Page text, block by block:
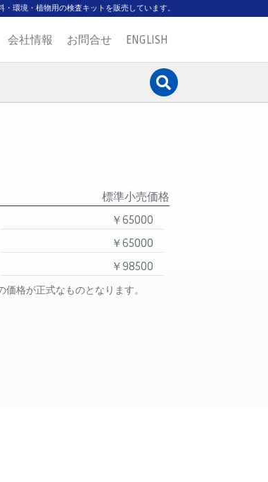
環境・植物用の検査キットを販売しています。
会社情報 お問合せ ENGLISH
標準小売価格
￥65000
￥65000
￥98500
格が正式なものとなります。